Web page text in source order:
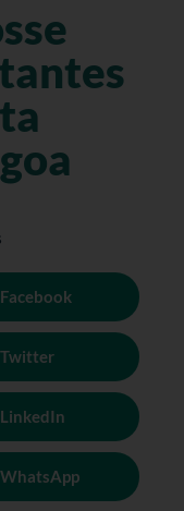
Facebook
Twitter
LinkedIn
WhatsApp